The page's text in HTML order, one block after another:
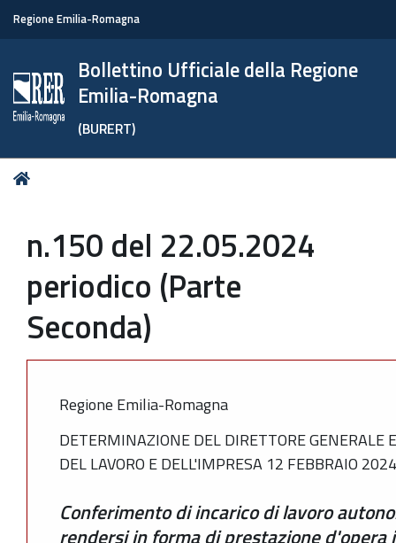
Regione Emilia-Romagna
Bollettino Ufficiale della Regione
Emilia-Romagna
(BURERT)
Tu
n.150 del 22.05.2024
periodico (Parte
Seconda)
Regione Emilia-Romagna
DETERMINAZIONE DEL DIRETTORE GENERALE
DEL LAVORO E DELL'IMPRESA 12 FEBBRAIO
Conferimento di incarico di lavoro
rendersi in forma di prestazione